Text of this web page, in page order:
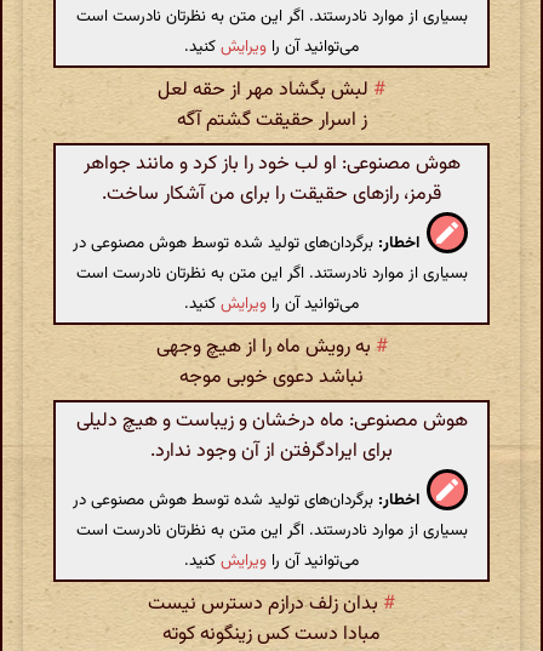
بسیاری از موارد نادرستند. اگر این متن به نظرتان نادرست است
می‌توانید آن را ویرایشکنید.
# لبش بگشاد مهر از حقه لعل
ز اسرار حقیقت گشتم آگه
هوش مصنوعی: او لب خود را باز کرد و مانند جواهر
قرمز، رازهای حقیقت را برای من آشکار ساخت.
اخطار: برگردان‌های تولید شده توسط هوش مصنوعی در
بسیاری از موارد نادرستند. اگر این متن به نظرتان نادرست است
می‌توانید آن را ویرایشکنید.
#به رویش ماه را از هیچ وجهی
نباشد دعوی خوبی موجه
هوش مصنوعی: ماه درخشان و زیباست و هیچ دلیلی
برای ایرادگرفتن از آن وجود ندارد.
اخطار: برگردان‌های تولید شده توسط هوش مصنوعی در
بسیاری از موارد نادرستند. اگر این متن به نظرتان نادرست است
می‌توانید آن را ویرایشکنید.
# بدان زلف درازم دسترس نیست
مبادا دست کس زینگونه کوته